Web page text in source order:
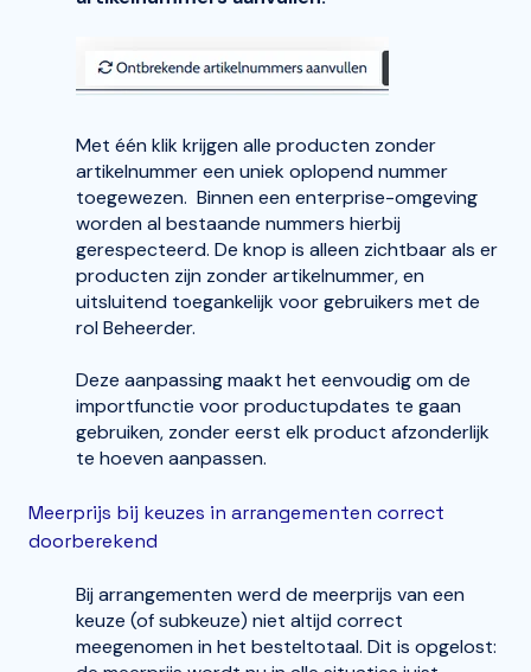
Met één klik krijgen alle producten zonder
artikelnummer een uniek oplopend nummer
toegewezen. Binnen een enterprise-omgeving
worden al bestaande nummers hierbij
gerespecteerd. De knop is alleen zichtbaar als er
producten zijn zonder artikelnummer, en
uitsluitend toegankelijk voor gebruikers met de
rol Beheerder.
Deze aanpassing maakt het eenvoudig om de
importfunctie voor productupdates te gaan
gebruiken, zonder eerst elk product afzonderlijk
te hoeven aanpassen.
Meerprijs bij keuzes in arrangementen correct
doorberekend
Bij arrangementen werd de meerprijs van een
keuze (of subkeuze) niet altijd correct
meegenomen in het besteltotaal. Dit is opgelost: